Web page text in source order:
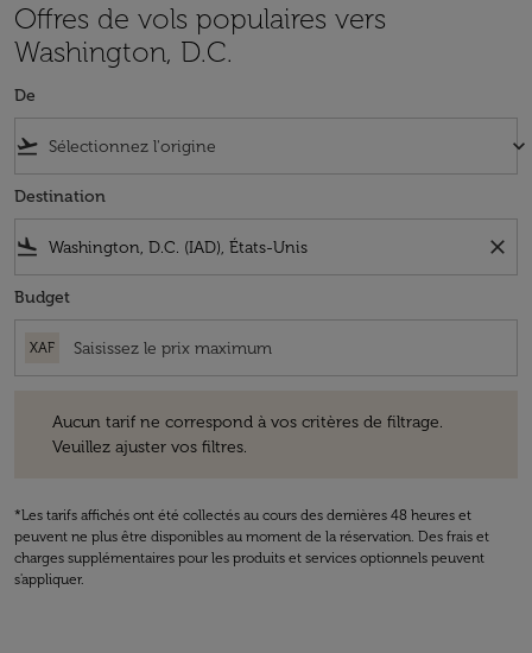
Offres de vols populaires vers
Washington, D.C.
De
flight_takeoff keyboard_arrow_down
Destination
flight_land close
Budget
XAF
Aucun tarif ne correspond à vos critères de filtrage.
Veuillez ajuster vos filtres.
*Les tarifs affichés ont été collectés au cours des dernières 48 heures et
peuvent ne plus être disponibles au moment de la réservation. Des frais et
charges supplémentaires pour les produits et services optionnels peuvent
s'appliquer.